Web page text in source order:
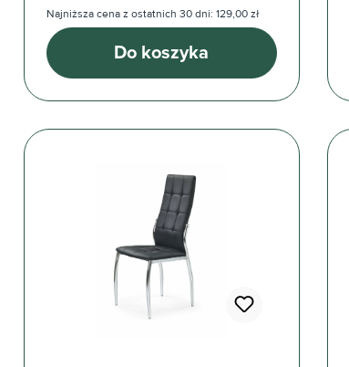
Najniższa cena z ostatnich 30 dni: 129,00 zł
Do koszyka